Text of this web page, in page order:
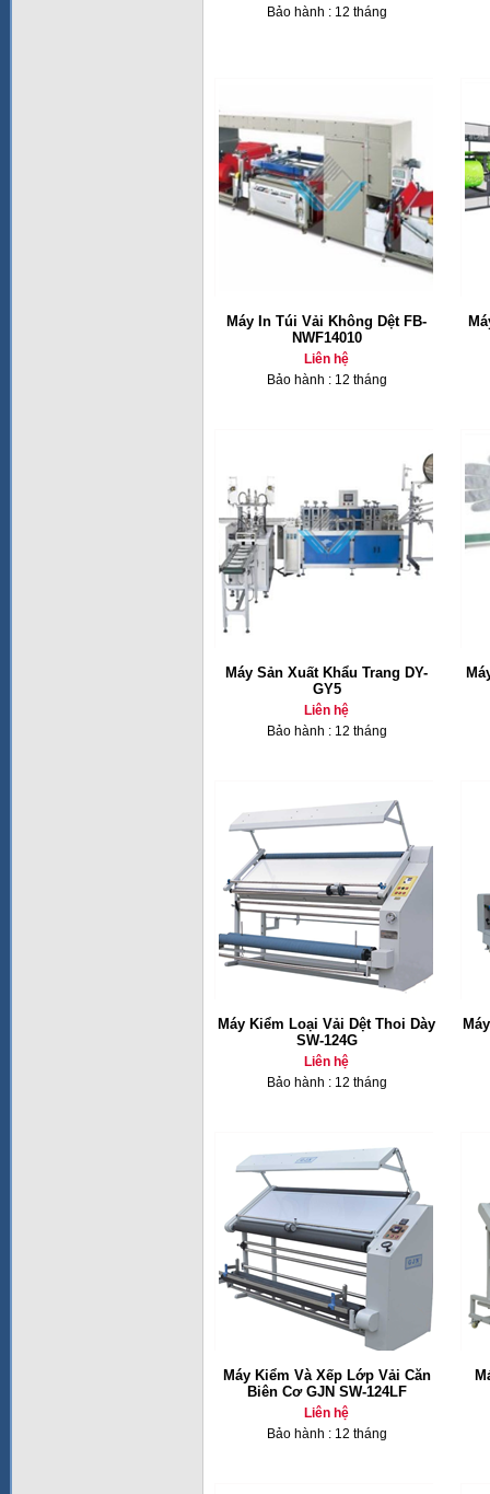
Bảo hành : 12 tháng
Máy In Túi Vải Không Dệt FB-
NWF14010
Liên hệ
Bảo hành : 12 tháng
Máy Sản Xuất Khẩu Trang DY-
GY5
Liên hệ
Bảo hành : 12 tháng
Máy Kiểm Loại Vải Dệt Thoi Dày
SW-124G
Liên hệ
Bảo hành : 12 tháng
Máy Kiểm Và Xếp Lớp Vải Căn
Biên Cơ GJN SW-124LF
Liên hệ
Bảo hành : 12 tháng